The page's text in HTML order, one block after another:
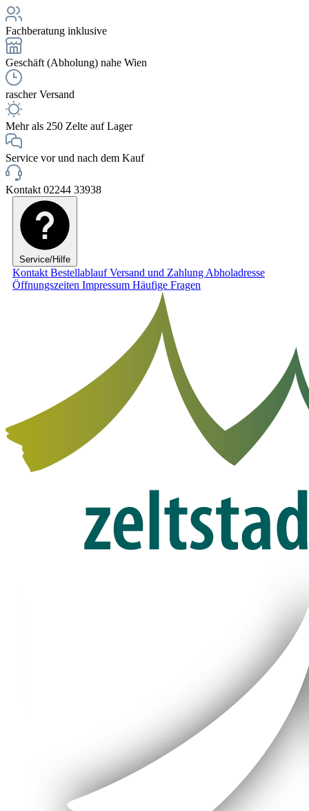
Fachberatung inklusive
Geschäft (Abholung) nahe Wien
rascher Versand
Mehr als 250 Zelte auf Lager
Service vor und nach dem Kauf
Kontakt 02244 33938
Service/Hilfe
Kontakt BestellablaufVersand und Zahlung Abholadresse
Öffnungszeiten Impressum Häufige Fragen